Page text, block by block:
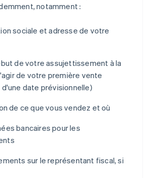
notamment :
sociale et adresse de votre
de votre assujettissement à la
de votre première vente
date prévisionnelle)
de ce que vous vendez et où
bancaires pour les
sur le représentant fiscal, si